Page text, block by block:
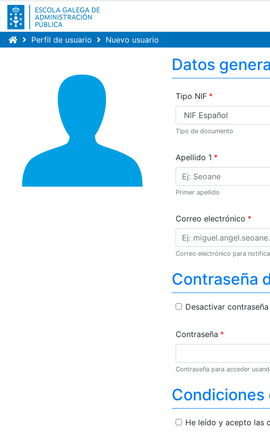
Perfil de usuario Nuevo usuario
Datos
Tipo NIF
Tipo de documento
Apellido 1
Primer apellido
Correo electrónico
Correo electrónico para
Contraseña
Desactivar contraseña
Contraseña
Contraseña para acceder
He leído y acepto las